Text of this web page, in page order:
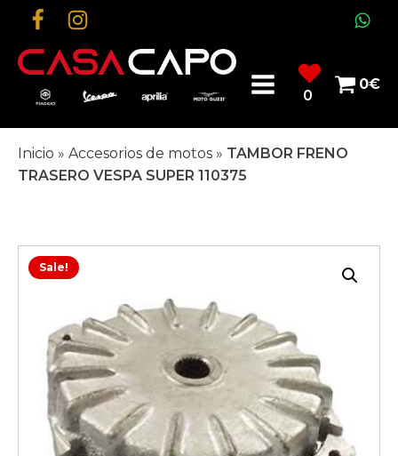
0
0€
Inicio » Accesorios de motos » TAMBOR FRENO
TRASERO VESPA SUPER 110375
Sale!